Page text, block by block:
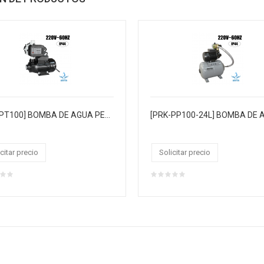
[PRK-PT100] BOMBA DE AGUA PERIFÉRICA
precio Solicitar precio